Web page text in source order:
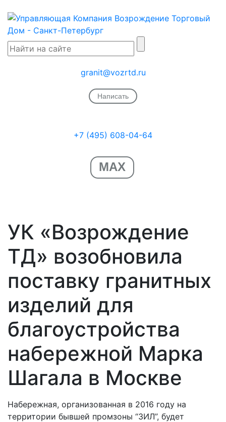
MAX
granit@vozrtd.ru
Написать
+7 (495) 608-04-64
УК «Возрождение
ТД» возобновила
поставку гранитных
изделий для
благоустройства
набережной Марка
Шагала в Москве
Набережная, организованная в 2016 году на
территории бывшей промзоны “ЗИЛ”, будет